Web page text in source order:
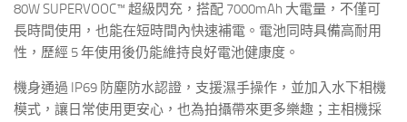
80W SUPERVOOC™ 超級閃充，搭配 7000mAh 大電量，不僅可
長時間使用，也能在短時間內快速補電。電池同時具備高耐用
性，歷經 5 年使用後仍能維持良好電池健康度。
機身通過 IP69 防塵防水認證，支援濕手操作，並加入水下相機
模式，讓日常使用更安心，也為拍攝帶來更多樂趣；主相機採